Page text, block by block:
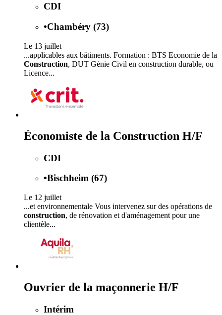
CDI
•Chambéry (73)
Le 13 juillet
...applicables aux bâtiments. Formation : BTS Economie de la
Construction, DUT Génie Civil en construction durable, ou
Licence...
Économiste de la Construction H/F
CDI
•Bischheim (67)
Le 12 juillet
...et environnementale Vous intervenez sur des opérations de
construction, de rénovation et d'aménagement pour une
clientèle...
Ouvrier de la maçonnerie H/F
Intérim